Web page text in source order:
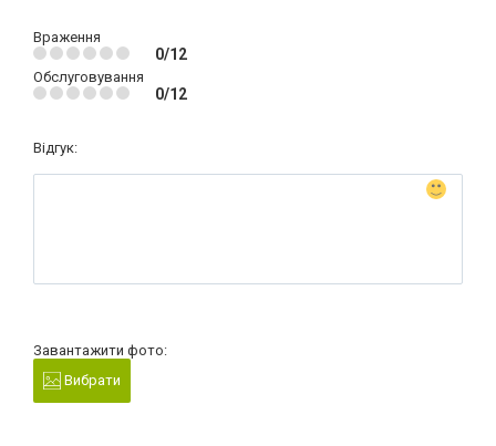
Враження
0/12
Обслуговування
0/12
Відгук:
Завантажити фото:
Вибрати